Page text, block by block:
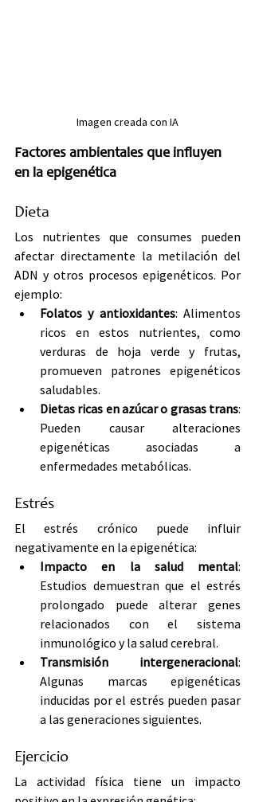
Imagen creada con IA
Factores ambientales que influyen
en la epigenética
Dieta
Los nutrientes que consumes pueden
afectar directamente la metilación del
ADN y otros procesos epigenéticos. Por
ejemplo:
Folatos y antioxidantes: Alimentos
ricos en estos nutrientes, como
verduras de hoja verde y frutas,
promueven patrones epigenéticos
saludables.
Dietas ricas en azúcar o grasas trans:
Pueden causar alteraciones
epigenéticas asociadas a
enfermedades metabólicas.
Estrés
El estrés crónico puede influir
negativamente en la epigenética:
Impacto en la salud mental:
Estudios demuestran que el estrés
prolongado puede alterar genes
relacionados con el sistema
inmunológico y la salud cerebral.
Transmisión intergeneracional:
Algunas marcas epigenéticas
inducidas por el estrés pueden pasar
a las generaciones siguientes.
Ejercicio
La actividad física tiene un impacto